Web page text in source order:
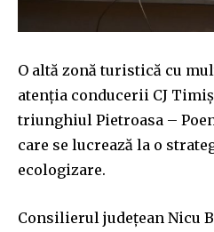
O altă zonă turistică cu
atenția conducerii CJ
triunghiul Pietroasa –
care se lucrează la o
ecologizare.
Consilierul județean Nicu